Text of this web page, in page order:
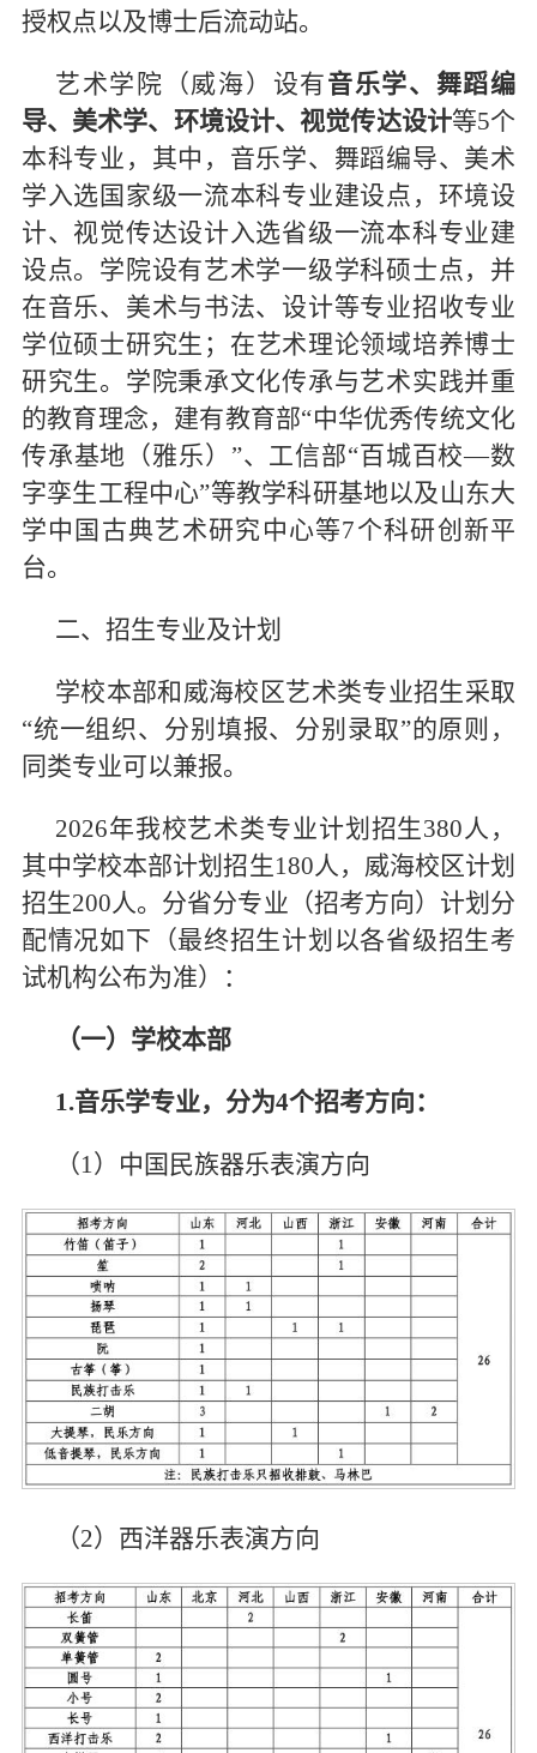
授权点以及博士后流动站。
艺术学院（威海）设有音乐学、舞蹈编
导、美术学、环境设计、视觉传达设计等5个
本科专业，其中，音乐学、舞蹈编导、美术
学入选国家级一流本科专业建设点，环境设
计、视觉传达设计入选省级一流本科专业建
设点。学院设有艺术学一级学科硕士点，并
在音乐、美术与书法、设计等专业招收专业
学位硕士研究生；在艺术理论领域培养博士
研究生。学院秉承文化传承与艺术实践并重
的教育理念，建有教育部“中华优秀传统文化
传承基地（雅乐）”、工信部“百城百校—数
字孪生工程中心”等教学科研基地以及山东大
学中国古典艺术研究中心等7个科研创新平
台。
二、招生专业及计划
学校本部和威海校区艺术类专业招生采取
“统一组织、分别填报、分别录取”的原则，
同类专业可以兼报。
2026年我校艺术类专业计划招生380人，
其中学校本部计划招生180人，威海校区计划
招生200人。分省分专业（招考方向）计划分
配情况如下（最终招生计划以各省级招生考
试机构公布为准）：
（一）学校本部
1.音乐学专业，分为4个招考方向：
（1）中国民族器乐表演方向
（2）西洋器乐表演方向